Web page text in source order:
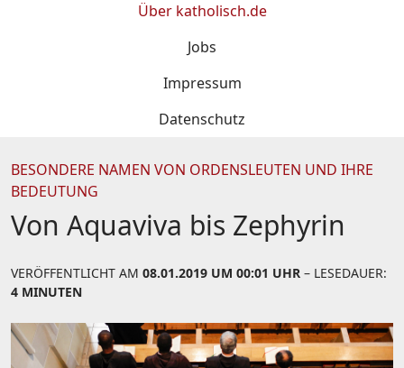
Über katholisch.de
Jobs
Impressum
Datenschutz
BESONDERE NAMEN VON ORDENSLEUTEN UND IHRE
BEDEUTUNG
Von Aquaviva bis Zephyrin
VERÖFFENTLICHT AM 08.01.2019 UM 00:01 UHR – LESEDAUER:
4 MINUTEN